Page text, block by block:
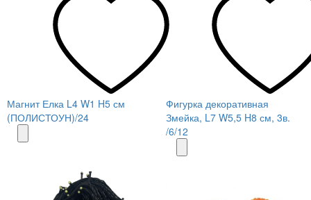
Магнит Елка L4 W1 H5 см
(ПОЛИСТОУН)/24
Фигурка декоративная
Змейка, L7 W5,5 H8 см, 3в.
/6/12